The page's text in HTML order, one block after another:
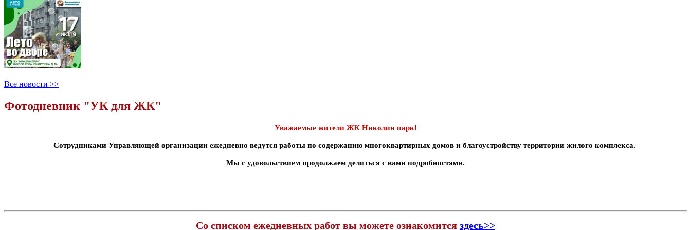
Все новости >>
Фотодневник "УК для ЖК"
Уважаемые жители ЖК Николин парк!
Сотрудниками Управляющей организации ежедневно ведутся работы по содержанию многоквартирных домов и благоустройству территории жилого комплекса.
Мы с удовольствием продолжаем делиться с вами подробностями.
Со списком ежедневных работ вы можете ознакомится здесь>>